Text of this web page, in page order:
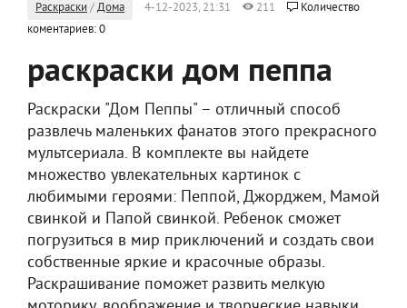
Раскраски /Дома 4-12-2023, 21:31 211
Количество
коментариев: 0
раскраски дом пеппа
Раскраски "Дом Пеппы" – отличный способ
развлечь маленьких фанатов этого прекрасного
мультсериала. В комплекте вы найдете
множество увлекательных картинок с
любимыми героями: Пеппой, Джорджем, Мамой
свинкой и Папой свинкой. Ребенок сможет
погрузиться в мир приключений и создать свои
собственные яркие и красочные образы.
Раскрашивание поможет развить мелкую